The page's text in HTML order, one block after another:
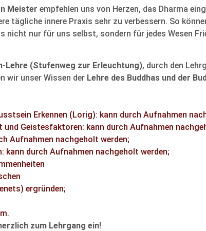
Meister empfehlen uns von Herzen, das Dharma
tägliche innere Praxis sehr zu verbessern. So
nur für uns selbst, sondern für jedes Wesen
Lehre (Stufenweg zur Erleuchtung), durch den
wir unser Wissen der Lehre des Buddhas und der
Erkennen (Lorig): kann durch Aufnahmen
Geistesfaktoren: kann durch Aufnahmen
Aufnahmen nachgeholt werden;
kann durch Aufnahmen nachgeholt werden;
ergründen;
zum Lehrgang ein!